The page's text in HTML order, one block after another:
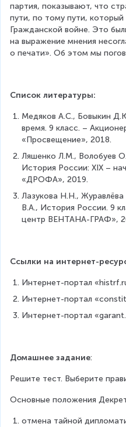
партия, показывают, что
пути, по тому пути, который
Гражданской войне. Это
на выражение мнения
о печати». Об этом мы
Список литературы:
Медяков А.С., Бовыкин
время. 9 класс. –
«Просвещение», 2018.
Ляшенко Л.М., Волобуев
История России: XIX –
«ДРОФА», 2019.
Лазукова Н.Н.,
В.А., История России. 9
центр ВЕНТАНА-ГРАФ»,
Ссылки на интернет-
Интернет-портал
Интернет-портал
Интернет-портал
Домашнее задание:
Решите тест. Выберите
Основные положения
отмена тайной